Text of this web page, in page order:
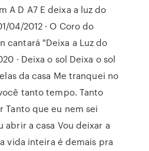
A D A7 E deixa a luz do
04/2012 · O Coro do
cantará "Deixa a Luz do
· Deixa o sol Deixa o sol
da casa Me tranquei no
tanto tempo. Tanto
Tanto que eu nem sei
abrir a casa Vou deixar a
vida inteira é demais pra